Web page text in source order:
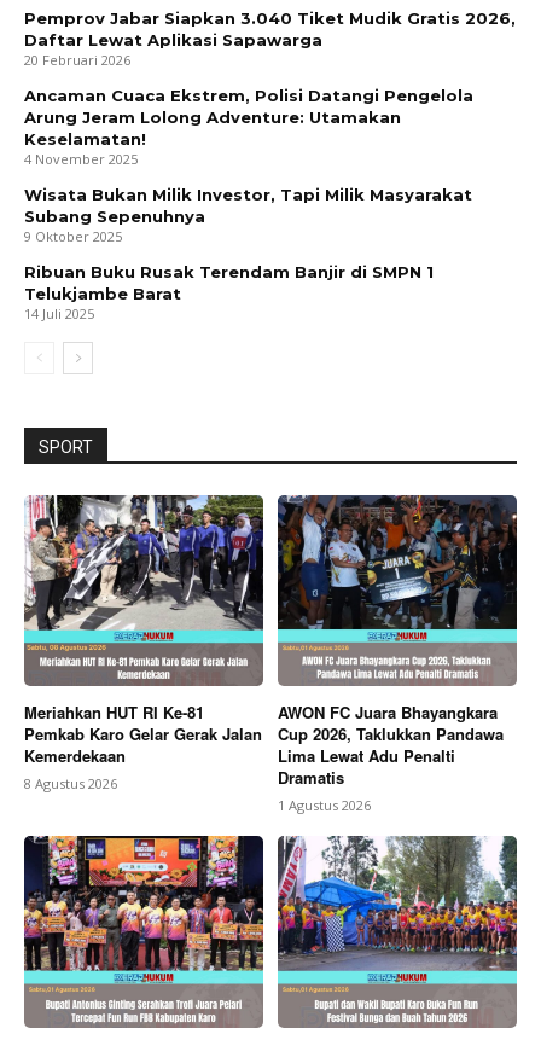
Pemprov Jabar Siapkan 3.040 Tiket Mudik Gratis 2026,
Daftar Lewat Aplikasi Sapawarga
20 Februari 2026
Ancaman Cuaca Ekstrem, Polisi Datangi Pengelola
Arung Jeram Lolong Adventure: Utamakan
Keselamatan!
4 November 2025
Wisata Bukan Milik Investor, Tapi Milik Masyarakat
Subang Sepenuhnya
9 Oktober 2025
Ribuan Buku Rusak Terendam Banjir di SMPN 1
Telukjambe Barat
14 Juli 2025
SPORT
Meriahkan HUT RI Ke-81
Pemkab Karo Gelar Gerak Jalan
Kemerdekaan
8 Agustus 2026
AWON FC Juara Bhayangkara
Cup 2026, Taklukkan Pandawa
Lima Lewat Adu Penalti
Dramatis
1 Agustus 2026